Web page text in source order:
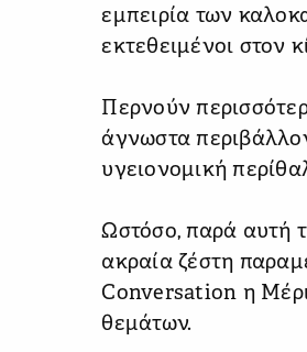
εμπειρία των
εκτεθειμένοι στον
Περνούν
άγνωστα
υγειονομική
Ωστόσο, παρά αυτή
ακραία ζέστη
Conversation η Μέρι
θεμάτων.